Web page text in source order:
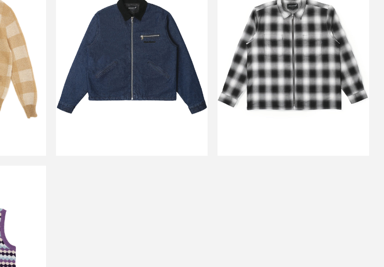
NOON GOONS
RACENIGHT DENIM
JACKET DENIM BLUE
￥73,700
↓
NOON GOONS
SOMETHING IN THE WAY
ZIP SHIRT BLACK WHITE
￥67,100
↓
VEST